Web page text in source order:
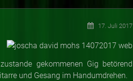
17. Juli 2017
gekommenen Gig betörend
und Gesang im Handumdrehen.